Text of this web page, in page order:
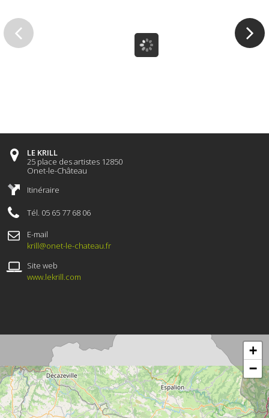
LE KRILL
25 place des artistes 12850
Onet-le-Château
Itinéraire
Tél. 05 65 77 68 06
E-mail
krill@onet-le-chateau.fr
Site web
www.lekrill.com
+
−